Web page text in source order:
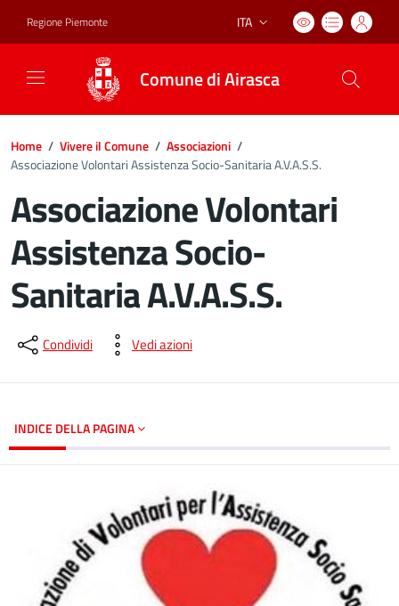
Regione Piemonte Lingua attiva:
ITA
Comune di Airasca
Home / Vivere il Comune / Associazioni /
Associazione Volontari Assistenza Socio-Sanitaria A.V.A.S.S.
Associazione Volontari
Assistenza Socio-
Sanitaria A.V.A.S.S.
Dettagli del documento
Condividi Vedi azioni
INDICE DELLA PAGINA